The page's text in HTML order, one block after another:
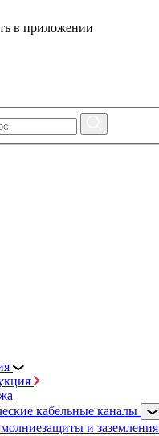
в приложении
кабельные каналы
и заземления